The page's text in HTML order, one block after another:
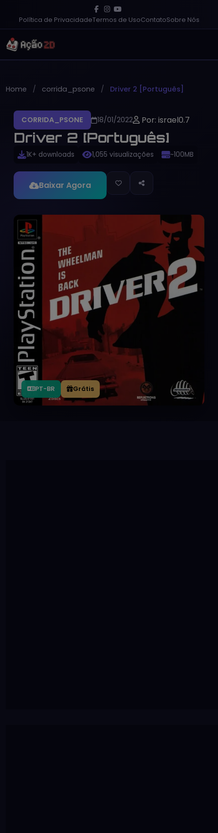
Política de PrivacidadeTermos de UsoContatoSobre Nós
Home corrida_psone Driver 2 [Português]
CORRIDA_PSONE 18/01/2022 Por: israel0.7
Driver 2 [Português]
1K+ downloads 1,055 visualizações ~100MB
Baixar Agora
PT-BR Grátis